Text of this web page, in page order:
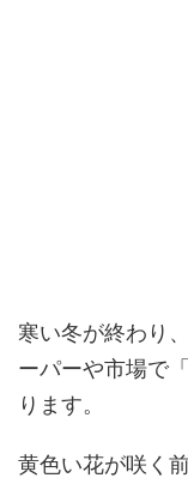
寒い冬が終わり
ーパーや市場で
ります。
黄色い花が咲く